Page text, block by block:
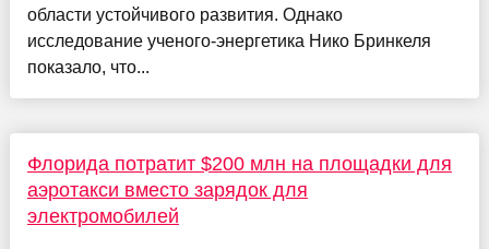
области устойчивого развития. Однако
исследование ученого-энергетика Нико Бринкеля
показало, что...
Флорида потратит $200 млн на площадки для
аэротакси вместо зарядок для
электромобилей